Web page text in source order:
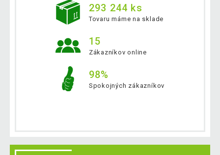
293 244 ks
Tovaru máme na sklade
15
Zákazníkov online
98%
Spokojných zákazníkov